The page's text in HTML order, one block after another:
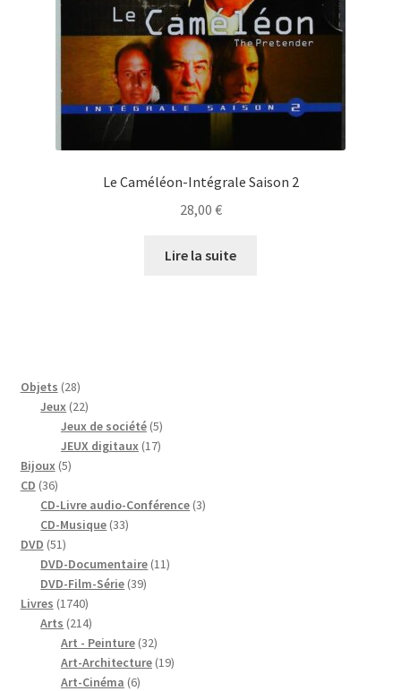
Le Caméléon-Intégrale Saison 2
28,00 €
Lire la suite
Objets 2828
produits
Jeux 2222
produits
Jeux de société 55
produits
JEUX digitaux 1717
Bijoux 55
CD 3636
produits
CD-Livre audio-Conférence 33
CD-Musique 3333
DVD 5151
produits
DVD-Documentaire 1111
DVD-Film-Série 3939
Livres 17401740
produits
Arts 214214
produits
Art - Peinture 3232
produits
Art-Architecture 1919
Art-Cinéma 66